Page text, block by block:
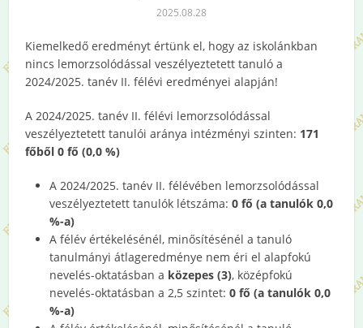
2025.08.28
Kiemelkedő eredményt értünk el, hogy az iskolánkban
nincs lemorzsolódással veszélyeztetett tanuló a
2024/2025. tanév II. félévi eredményei alapján!
A 2024/2025. tanév II. félévi lemorzsolódással
veszélyeztetett tanulói aránya intézményi szinten: 171
főből 0 fő (0,0 %)
A 2024/2025. tanév II. félévében lemorzsolódással
veszélyeztetett tanulók létszáma:0 fő (a tanulók 0,0
%-a)
A félév értékelésénél, minősítésénél a tanuló
tanulmányi átlageredménye nem éri el alapfokú
nevelés-oktatásban a közepes (3), középfokú
nevelés-oktatásban a 2,5 szintet:0 fő (a tanulók 0,0
%-a)